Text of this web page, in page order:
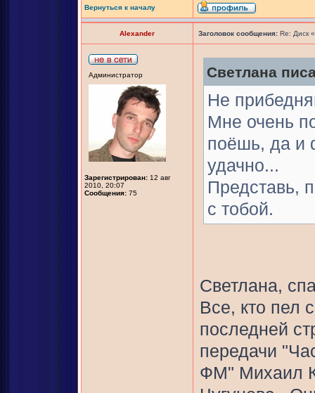
Вернуться к началу
Alexander Заголовок сообщения: Re: Диск
Администратор
Зарегистрирован: 12 авг
2010, 20:07
Сообщения: 75
Светлана
Не
Мне очень
поёшь, да и
удачно...
Представь,
с тобой.
Светлана,
Все, кто пел
последней
передачи
ФМ" Михаил